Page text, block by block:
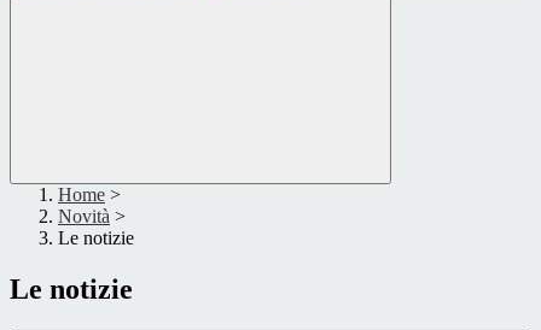
Home >
Novità >
Le notizie
Le notizie